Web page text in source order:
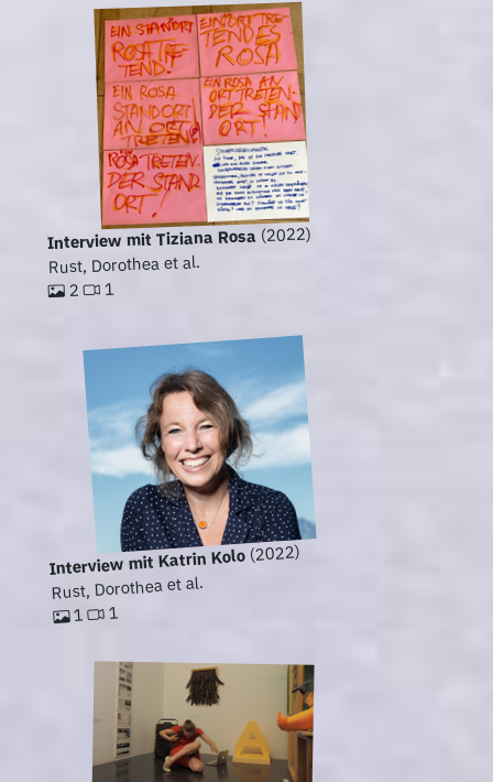
Interview mit Tiziana Rosa (2022)
Rust, Dorothea et al.
2 1
Interview mit Katrin Kolo(2022)
Rust, Dorothea et al.
1 1